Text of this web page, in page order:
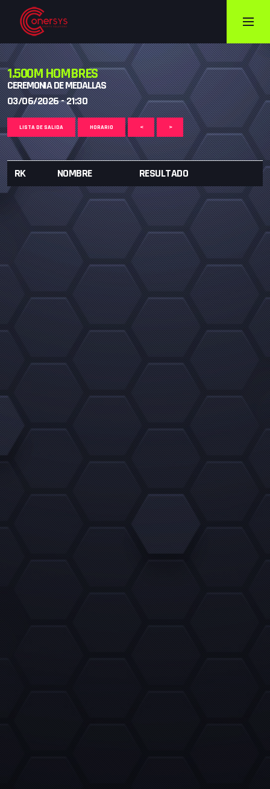
1.500M HOMBRES
CEREMONIA DE MEDALLAS
03/06/2026 - 21:30
LISTA DE SALIDA HORARIO < >
RK NOMBRE RESULTADO